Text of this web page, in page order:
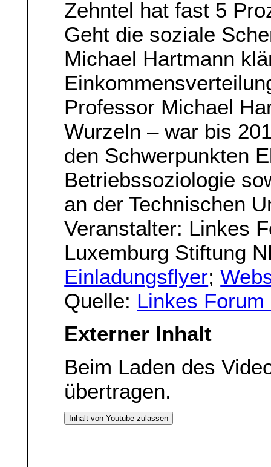
Zehntel hat fast 5
Geht die soziale
Michael Hartmann
Professor Michael
Wurzeln – war bis
den Schwerpunkten
Betriebssoziologie
an der Technischen
Veranstalter: Linkes
Luxemburg Stiftung
Einladungsflyer;
Quelle: Linkes
Externer Inhalt
Beim Laden des
übertragen.
Inhalt von Youtube zulassen